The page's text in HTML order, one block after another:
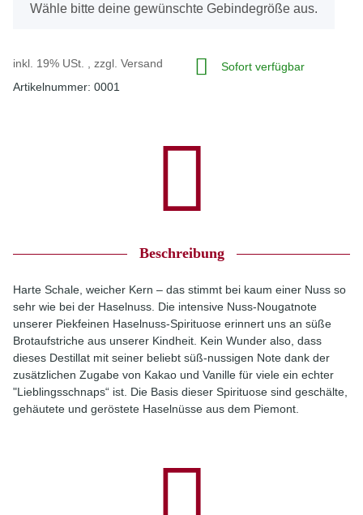
x
Wähle bitte deine gewünschte Gebindegröße aus.
inkl. 19% USt. , zzgl. Versand
Artikelnummer: 0001
Sofort verfügbar
Beschreibung
Harte Schale, weicher Kern – das stimmt bei kaum einer Nuss so
sehr wie bei der Haselnuss. Die intensive Nuss-Nougatnote
unserer Piekfeinen Haselnuss-Spirituose erinnert uns an süße
Brotaufstriche aus unserer Kindheit. Kein Wunder also, dass
dieses Destillat mit seiner beliebt süß-nussigen Note dank der
zusätzlichen Zugabe von Kakao und Vanille für viele ein echter
"Lieblingsschnaps“ ist. Die Basis dieser Spirituose sind geschälte,
gehäutete und geröstete Haselnüsse aus dem Piemont.